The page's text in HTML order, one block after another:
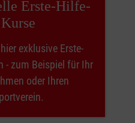
Erste-Hilfe-
Kurse
exklusive Erste-
- zum Beispiel für Ihr
oder Ihren